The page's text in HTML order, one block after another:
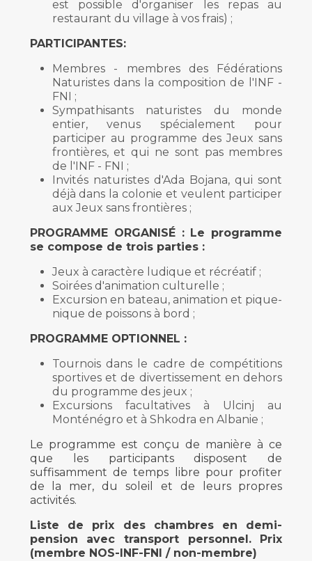
est possible d'organiser les repas au
restaurant du village à vos frais) ;
PARTICIPANTES:
Membres - membres des Fédérations
Naturistes dans la composition de l'INF -
FNI ;
Sympathisants naturistes du monde
entier, venus spécialement pour
participer au programme des Jeux sans
frontières, et qui ne sont pas membres
de l'INF - FNI ;
Invités naturistes d'Ada Bojana, qui sont
déjà dans la colonie et veulent participer
aux Jeux sans frontières ;
PROGRAMME ORGANISÉ : Le programme
se compose de trois parties :
Jeux à caractère ludique et récréatif ;
Soirées d'animation culturelle ;
Excursion en bateau, animation et pique-
nique de poissons à bord ;
PROGRAMME OPTIONNEL :
Tournois dans le cadre de compétitions
sportives et de divertissement en dehors
du programme des jeux ;
Excursions facultatives à Ulcinj au
Monténégro et à Shkodra en Albanie ;
Le programme est conçu de manière à ce
que les participants disposent de
suffisamment de temps libre pour profiter
de la mer, du soleil et de leurs propres
activités.
Liste de prix des chambres en demi-
pension avec transport personnel. Prix
(membre NOS-INF-FNI / non-membre)